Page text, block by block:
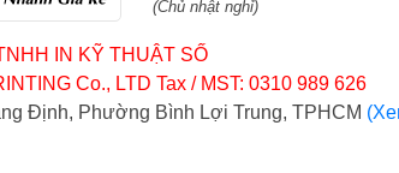
(Chủ nhật nghỉ)
IN KỸ THUẬT SỐ
Co., LTD Tax / MST: 0310 989 626
Định, Phường Bình Lợi Trung, TPHCM